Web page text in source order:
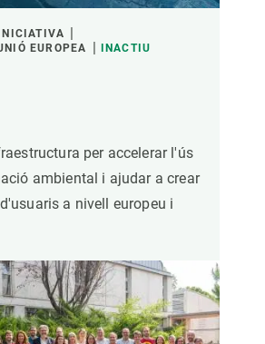
EUROPEA
INACTIU
per accelerar l'ús
ambiental i ajudar a crear
a nivell europeu i